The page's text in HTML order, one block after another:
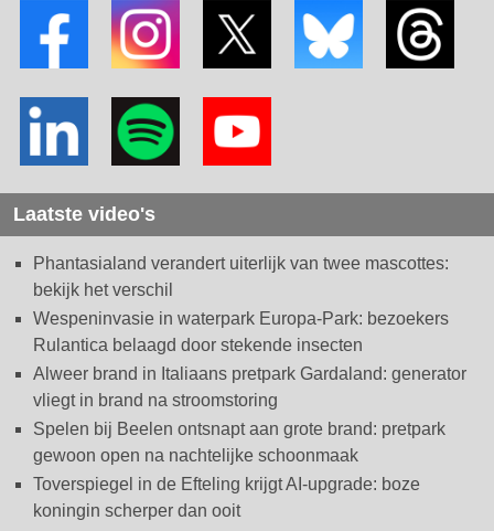
Laatste video's
Phantasialand verandert uiterlijk van twee mascottes:
bekijk het verschil
Wespeninvasie in waterpark Europa-Park: bezoekers
Rulantica belaagd door stekende insecten
Alweer brand in Italiaans pretpark Gardaland: generator
vliegt in brand na stroomstoring
Spelen bij Beelen ontsnapt aan grote brand: pretpark
gewoon open na nachtelijke schoonmaak
Toverspiegel in de Efteling krijgt AI-upgrade: boze
koningin scherper dan ooit